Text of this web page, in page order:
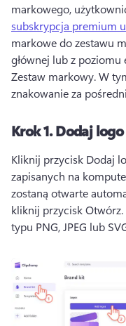
markowego,
subskrypcja premium
markowe do zestawu
głównej lub z
Zestaw markowy. W
znakowanie za
Krok 1.Dodaj
Kliknij przycisk Dodaj
zapisanych na
zostaną otwarte
kliknij przycisk Otwórz.
typu PNG, JPEG lub